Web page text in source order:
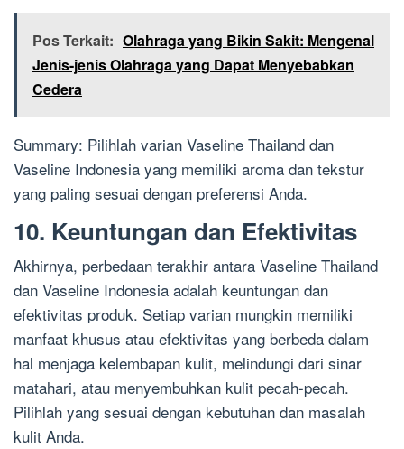
Pos Terkait: Olahraga yang Bikin Sakit: Mengenal
Jenis-jenis Olahraga yang Dapat Menyebabkan
Cedera
Summary: Pilihlah varian Vaseline Thailand dan
Vaseline Indonesia yang memiliki aroma dan tekstur
yang paling sesuai dengan preferensi Anda.
10. Keuntungan dan Efektivitas
Akhirnya, perbedaan terakhir antara Vaseline Thailand
dan Vaseline Indonesia adalah keuntungan dan
efektivitas produk. Setiap varian mungkin memiliki
manfaat khusus atau efektivitas yang berbeda dalam
hal menjaga kelembapan kulit, melindungi dari sinar
matahari, atau menyembuhkan kulit pecah-pecah.
Pilihlah yang sesuai dengan kebutuhan dan masalah
kulit Anda.